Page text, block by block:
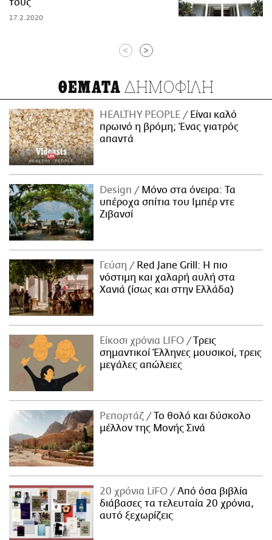
τους
17.2.2020
< >
ΘΕΜΑΤΑ ΔΗΜΟΦΙΛΗ
HEALTHY PEOPLE
Είναι καλό
πρωινό η βρόμη; Ένας γιατρός
απαντά
Design
Μόνο στα όνειρα: Τα
υπέροχα σπίτια του Ιμπέρ ντε
Ζιβανσί
Γεύση
Red Jane Grill: Η πιο
νόστιμη και χαλαρή αυλή στα
Χανιά (ίσως και στην Ελλάδα)
Είκοσι χρόνια LIFO
Tρεις
σημαντικοί Έλληνες μουσικοί, τρεις
μεγάλες απώλειες
Ρεπορτάζ
Το θολό και δύσκολο
μέλλον της Μονής Σινά
20 χρόνια LiFO
Από όσα βιβλία
διάβασες τα τελευταία 20 χρόνια,
αυτό ξεχωρίζεις